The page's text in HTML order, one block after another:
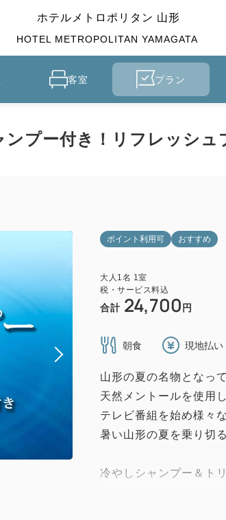
ホテルメトロポリタン 山形
HOTEL METROPOLITAN YAMAGATA
客室 プラン
ンプー付き！リフレッシ
ポイント利用可 おすすめ
大人 1名 1室
税・サービス料込
合計 24,700 円
朝食 現地払い
山形の夏の名物となっ
天然メントールを使用
テレビ番組を始め様々
暑い山形の夏を乗り切
冷やしシャンプー＆ト